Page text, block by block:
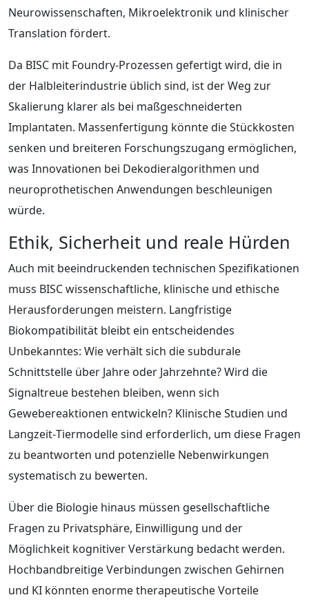
Neurowissenschaften, Mikroelektronik und klinischer
Translation fördert.
Da BISC mit Foundry‑Prozessen gefertigt wird, die in
der Halbleiterindustrie üblich sind, ist der Weg zur
Skalierung klarer als bei maßgeschneiderten
Implantaten. Massenfertigung könnte die Stückkosten
senken und breiteren Forschungszugang ermöglichen,
was Innovationen bei Dekodieralgorithmen und
neuroprothetischen Anwendungen beschleunigen
würde.
Ethik, Sicherheit und reale Hürden
Auch mit beeindruckenden technischen Spezifikationen
muss BISC wissenschaftliche, klinische und ethische
Herausforderungen meistern. Langfristige
Biokompatibilität bleibt ein entscheidendes
Unbekanntes: Wie verhält sich die subdurale
Schnittstelle über Jahre oder Jahrzehnte? Wird die
Signaltreue bestehen bleiben, wenn sich
Gewebereaktionen entwickeln? Klinische Studien und
Langzeit‑Tiermodelle sind erforderlich, um diese Fragen
zu beantworten und potenzielle Nebenwirkungen
systematisch zu bewerten.
Über die Biologie hinaus müssen gesellschaftliche
Fragen zu Privatsphäre, Einwilligung und der
Möglichkeit kognitiver Verstärkung bedacht werden.
Hochbandbreitige Verbindungen zwischen Gehirnen
und KI könnten enorme therapeutische Vorteile